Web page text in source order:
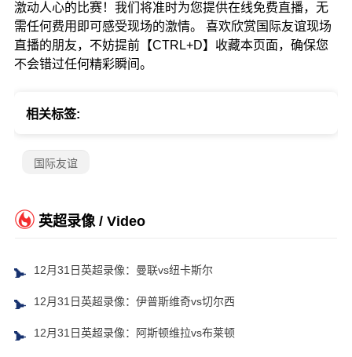
激动人心的比赛！我们将准时为您提供在线免费直播，无
需任何费用即可感受现场的激情。 喜欢欣赏国际友谊现场
直播的朋友，不妨提前【CTRL+D】收藏本页面，确保您
不会错过任何精彩瞬间。
相关标签:
国际友谊
英超录像 / Video
12月31日英超录像：曼联vs纽卡斯尔
12月31日英超录像：伊普斯维奇vs切尔西
12月31日英超录像：阿斯顿维拉vs布莱顿